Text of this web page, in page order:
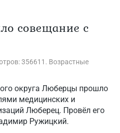
совещание с
356611. Возрастные
округа Люберцы прошло
медицинских и
Люберец. Провёл его
Ружицкий.